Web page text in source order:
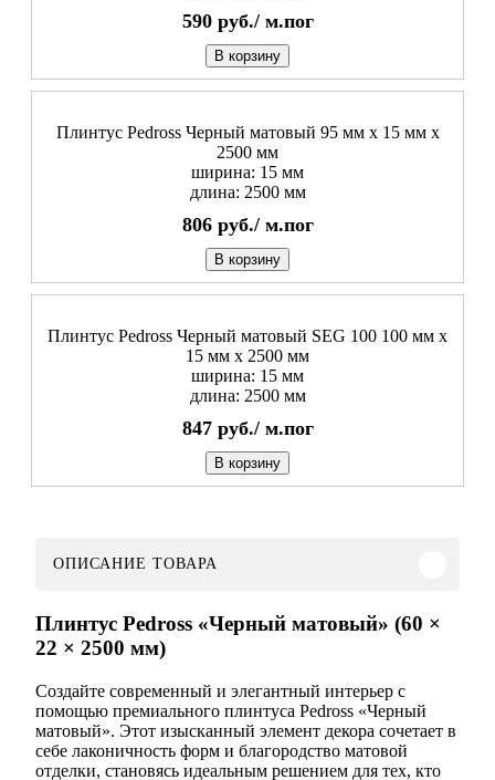
590 руб./ м.пог
В корзину
Плинтус Pedross Черный матовый 95 мм х 15 мм х
2500 мм
ширина: 15 мм
длина: 2500 мм
806 руб./ м.пог
В корзину
Плинтус Pedross Черный матовый SEG 100 100 мм х
15 мм х 2500 мм
ширина: 15 мм
длина: 2500 мм
847 руб./ м.пог
В корзину
ОПИСАНИЕ ТОВАРА
Плинтус Pedross «Черный матовый» (60 ×
22 × 2500 мм)
Создайте современный и элегантный интерьер с
помощью премиального плинтуса Pedross «Черный
матовый». Этот изысканный элемент декора сочетает в
себе лаконичность форм и благородство матовой
отделки, становясь идеальным решением для тех, кто